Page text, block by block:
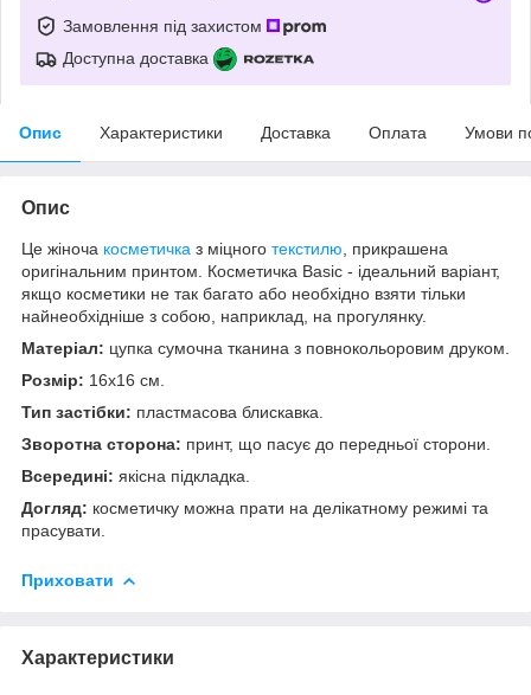
Замовлення під захистом
Доступна доставка
Опис Характеристики Доставка Оплата Умови
Опис
Це жіноча косметичка з міцного текстилю , прикрашена
оригінальним принтом. Косметичка Basic - ідеальний варіант,
якщо косметики не так багато або необхідно взяти тільки
найнеобхідніше з собою, наприклад, на прогулянку.
Матеріал: цупка сумочна тканина з повнокольоровим друком.
Розмір: 16х16 см.
Тип застібки: пластмасова блискавка.
Зворотна сторона: принт, що пасує до передньої сторони.
Всередині: якісна підкладка.
Догляд: косметичку можна прати на делікатному режимі та
прасувати.
Приховати
Характеристики